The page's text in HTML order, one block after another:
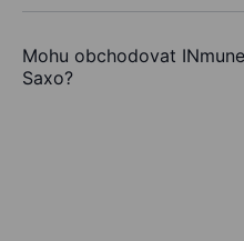
Mohu obchodovat
Saxo?